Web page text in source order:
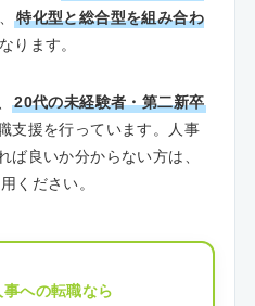
特化型と総合型を組み合わ
ります。
20代の未経験者・第二新卒
支援を行っています。人事
ば良いか分からない方は、
ください。
への転職なら